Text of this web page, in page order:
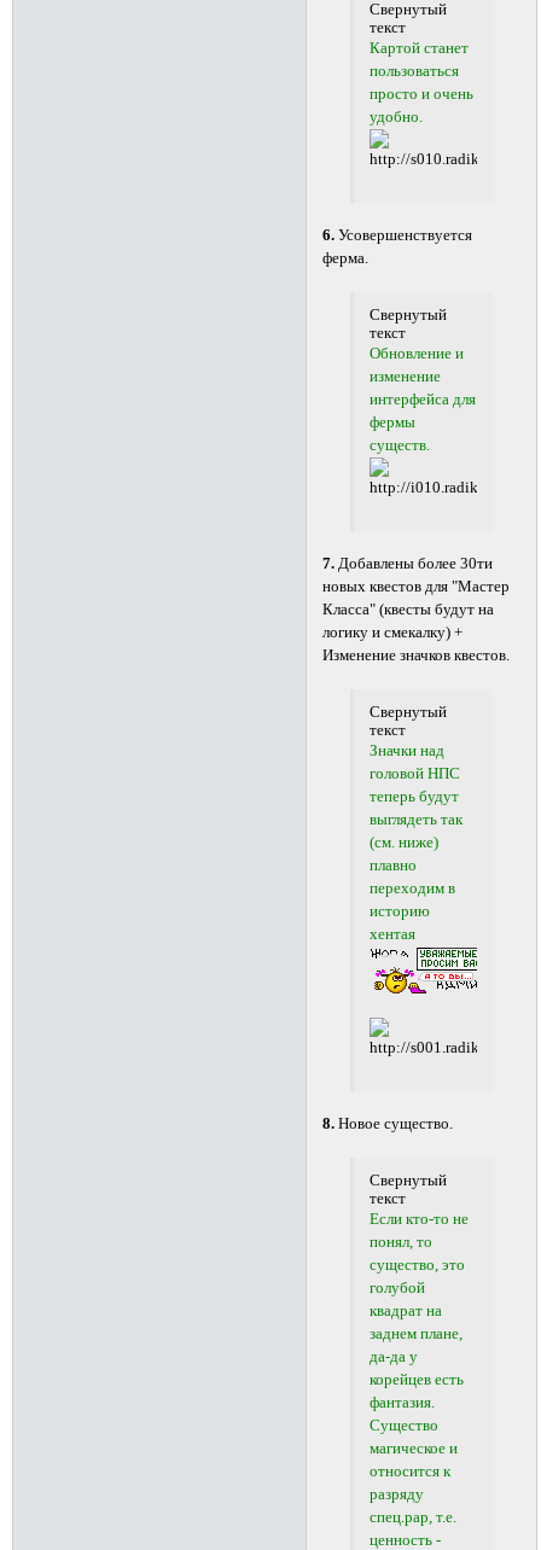
Свернутый
текст
Картой станет
пользоваться
просто и очень
удобно.
6. Усовершенствуется
ферма.
Свернутый
текст
Обновление и
изменение
интерфейса для
фермы
существ.
7. Добавлены более 30ти
новых квестов для "Мастер
Класса" (квесты будут на
логику и смекалку) +
Изменение значков квестов.
Свернутый
текст
Значки над
головой НПС
теперь будут
выглядеть так
(см. ниже)
плавно
переходим в
историю
хентая
8. Новое существо.
Свернутый
текст
Если кто-то не
понял, то
существо, это
голубой
квадрат на
заднем плане,
да-да у
корейцев есть
фантазия.
Существо
магическое и
относится к
разряду
спец.рар, т.е.
ценность -